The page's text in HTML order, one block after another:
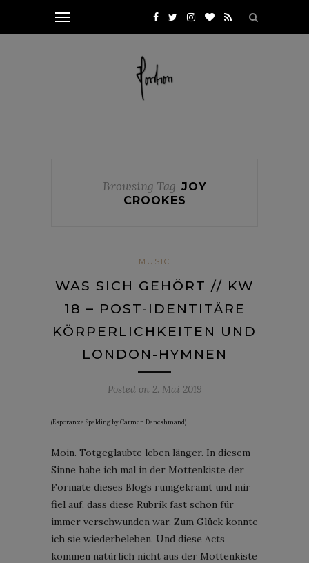
Browsing Tag JOY
CROOKES
MUSIC
WAS SICH GEHÖRT // KW
18 – POST-IDENTITÄRE
KÖRPERLICHKEITEN UND
LONDON-HYMNEN
Posted on 2. Mai 2019
(Esperanza Spalding by Carmen Daneshmand)
Moin. Totgeglaubte leben länger. In diesem
Sinne habe ich mal in der Mottenkiste der
Formate dieses Blogs rumgekramt und mir
fiel auf, dass diese Rubrik fast schon für
immer verschwunden war. Zum Glück konnte
ich sie wiederbeleben. Und diese Acts
kommen natürlich nicht aus der Mottenkiste